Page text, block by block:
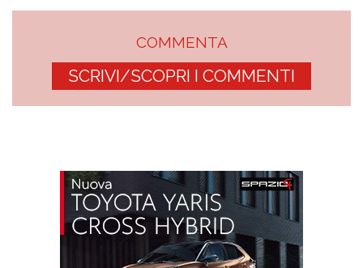
COMMENTA
SCRIVI/SCOPRI I COMMENTI